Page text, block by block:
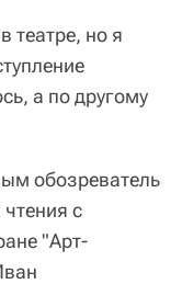
театре, но я
а по другому
обозреватель
с
"Арт-